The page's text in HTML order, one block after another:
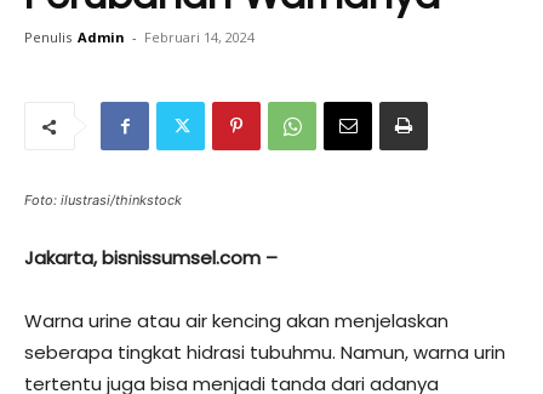
Penulis Admin - Februari 14, 2024
Foto: ilustrasi/thinkstock
Jakarta, bisnissumsel.com –
Warna urine atau air kencing akan menjelaskan
seberapa tingkat hidrasi tubuhmu. Namun, warna urin
tertentu juga bisa menjadi tanda dari adanya